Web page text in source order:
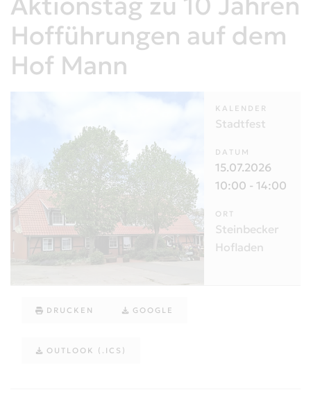
Hofführungen auf dem
Hof Mann
KALENDER
Stadtfest
DATUM
15.07.2026
10:00 - 14:00
ORT
Steinbecker
Hofladen
DRUCKEN GOOGLE
OUTLOOK (.ICS)